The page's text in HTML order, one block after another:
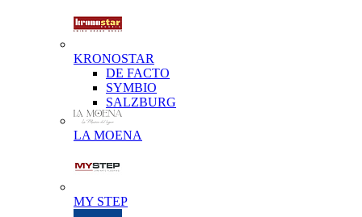
KRONOSTAR
DE FACTO
SYMBIO
SALZBURG
LA MOENA
MY STEP